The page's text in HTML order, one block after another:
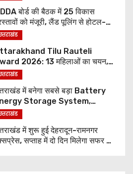
बोर्ड की बैठक में 25 विकास
को मंजूरी, लैंड पूलिंग से होटल-
परियोजनाओं को मिलेगी रफ्तार
Tilu Rauteli
2026: 13 महिलाओं का चयन,
को सीएम धामी करेंगे सम्मानित
में बनेगा सबसे बड़ा Battery
Storage System,
लगाएगा 352 करोड़ का प्रोजेक्ट
में शुरू हुई देहरादून-रामनगर
सप्ताह में दो दिन मिलेगा सफर का